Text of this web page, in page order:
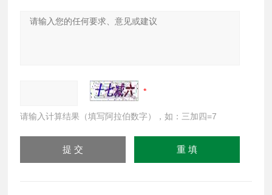
请输入计算结果（填写阿拉伯数字），如：三加四=7